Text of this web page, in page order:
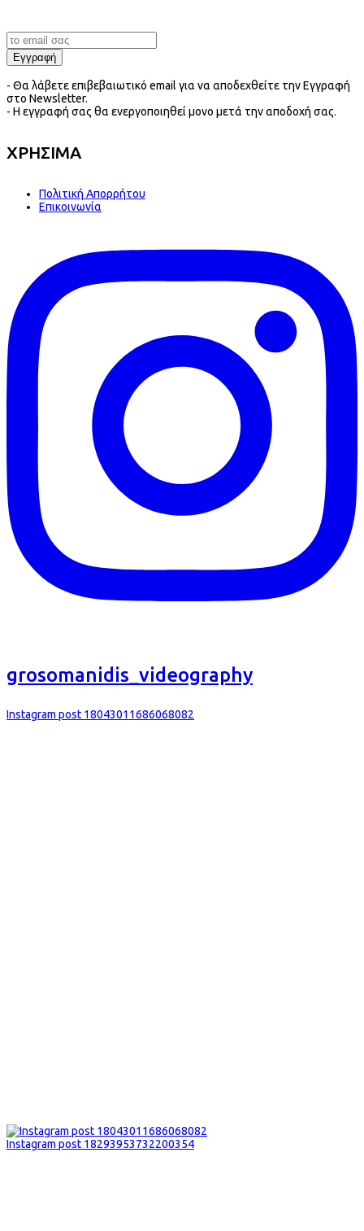
- Θα λάβετε επιβεβαιωτικό email για να αποδεχθείτε την Εγγραφή
στο Newsletter.
- Η εγγραφή σας θα ενεργοποιηθεί μονο μετά την αποδοχή σας.
ΧΡΗΣΙΜΑ
Πολιτική Απορρήτου
Επικοινωνία
grosomanidis_videography
Instagram post 18043011686068082
Instagram post 18293953732200354